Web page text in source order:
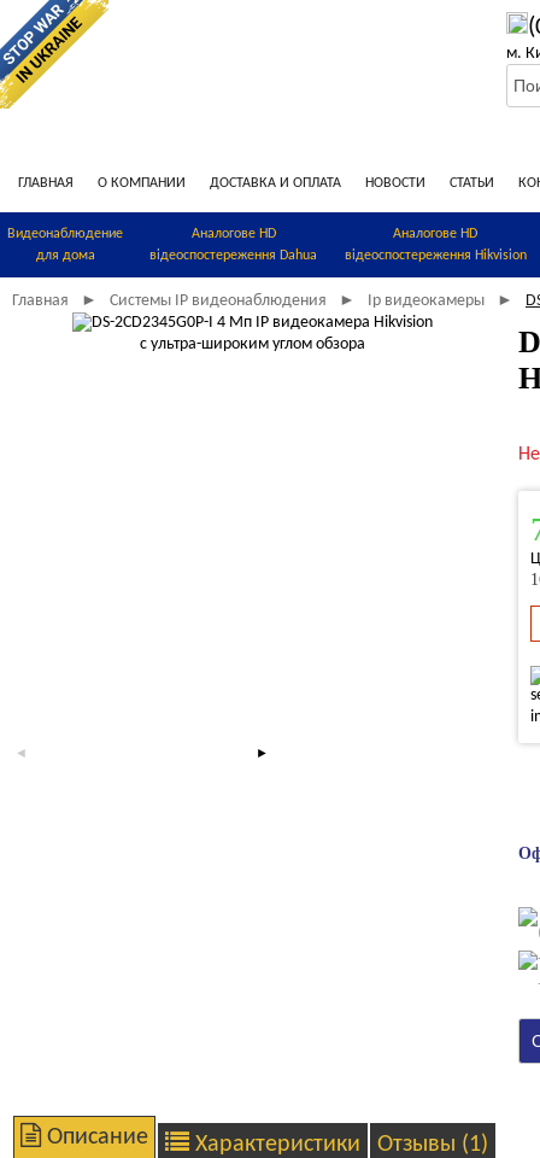
м.
ГЛАВНАЯ О КОМПАНИИ ДОСТАВКА И ОПЛАТА НОВОСТИ СТАТЬИ
Видеонаблюдение
для дома
Аналогове HD
відеоспостереження Dahua
Аналогове HD
відеоспостереження Hikvision
Главная ► Системы IP видеонаблюдения ► Ip видеокамеры ►
Описание Характеристики Отзывы (1)